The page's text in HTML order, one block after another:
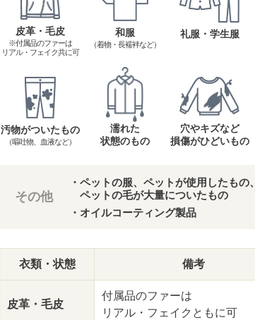
皮革・毛皮
※付属品のファーは
リアル・フェイク共に可
和服
（着物・長襦袢など）
礼服・学生服
汚物がついたもの
（嘔吐物、血液など）
濡れた
状態のもの
穴やキズなど
損傷がひどいもの
その他
・ペットの服、ペットが使用したもの、
ペットの毛が大量についたもの
・オイルコーティング製品
衣類・状態 備考
皮革・毛皮
付属品のファーは
リアル・フェイクともに可